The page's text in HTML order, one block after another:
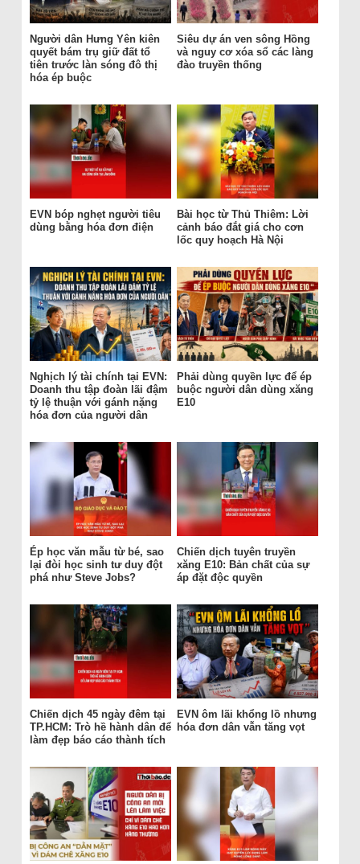
Người dân Hưng Yên kiên
quyết bám trụ giữ đất tổ
tiên trước làn sóng đô thị
hóa ép buộc
Siêu dự án ven sông Hồng
và nguy cơ xóa sổ các làng
đào truyền thống
EVN bóp nghẹt người tiêu
dùng bằng hóa đơn điện
Bài học từ Thủ Thiêm: Lời
cảnh báo đắt giá cho cơn
lốc quy hoạch Hà Nội
Nghịch lý tài chính tại EVN:
Doanh thu tập đoàn lãi đậm
tỷ lệ thuận với gánh nặng
hóa đơn của người dân
Phải dùng quyền lực để ép
buộc người dân dùng xăng
E10
Ép học văn mẫu từ bé, sao
lại đòi học sinh tư duy đột
phá như Steve Jobs?
Chiến dịch tuyên truyền
xăng E10: Bản chất của sự
áp đặt độc quyền
Chiến dịch 45 ngày đêm tại
TP.HCM: Trò hề hành dân để
làm đẹp báo cáo thành tích
EVN ôm lãi khổng lồ nhưng
hóa đơn dân vẫn tăng vọt